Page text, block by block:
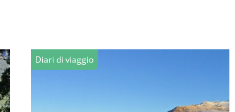
Diari di viaggio